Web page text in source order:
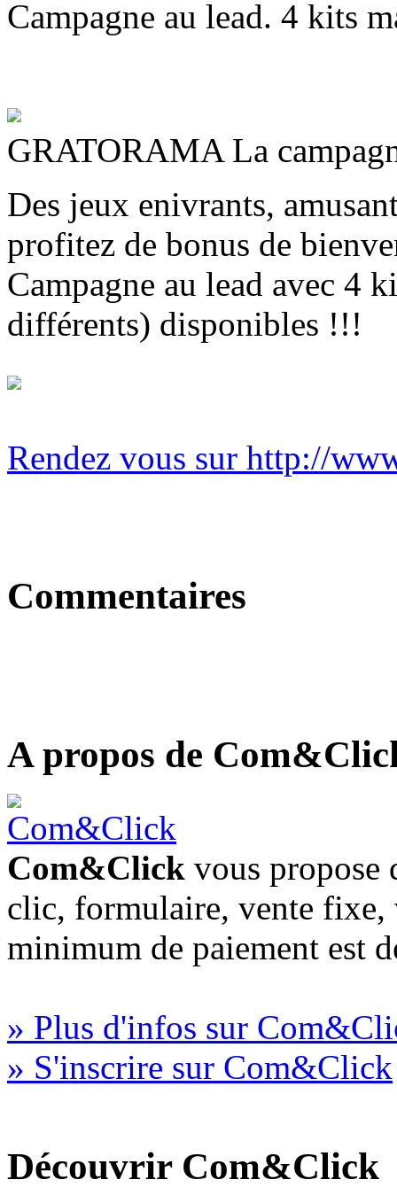
Campagne au lead. 4 kits
GRATORAMA La
Des jeux enivrants,
profitez de bonus de
Campagne au lead avec 4
différents) disponibles !!!
Rendez vous sur http://
Commentaires
A propos de
Com&Click vous propose
clic, formulaire, vente fixe,
minimum de paiement est
» Plus d'infos sur
» S'inscrire sur Com&Click
Découvrir Com&Click